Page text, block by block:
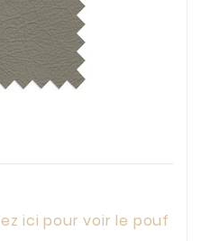
ici pour voir le pouf